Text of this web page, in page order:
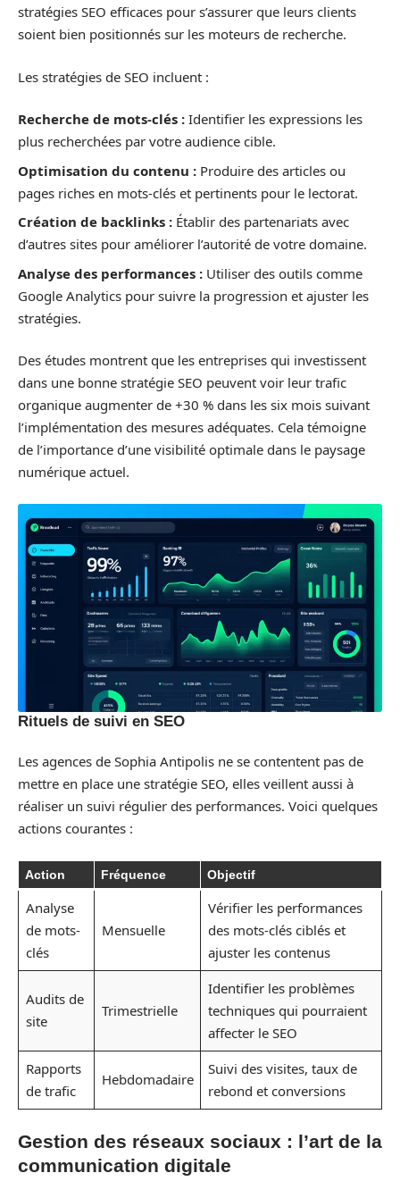
stratégies SEO efficaces pour s’assurer que leurs clients
soient bien positionnés sur les moteurs de recherche.
Les stratégies de SEO incluent :
Recherche de mots-clés : Identifier les expressions les
plus recherchées par votre audience cible.
Optimisation du contenu : Produire des articles ou
pages riches en mots-clés et pertinents pour le lectorat.
Création de backlinks : Établir des partenariats avec
d’autres sites pour améliorer l’autorité de votre domaine.
Analyse des performances : Utiliser des outils comme
Google Analytics pour suivre la progression et ajuster les
stratégies.
Des études montrent que les entreprises qui investissent
dans une bonne stratégie SEO peuvent voir leur trafic
organique augmenter de +30 % dans les six mois suivant
l’implémentation des mesures adéquates. Cela témoigne
de l’importance d’une visibilité optimale dans le paysage
numérique actuel.
Rituels de suivi en SEO
Les agences de Sophia Antipolis ne se contentent pas de
mettre en place une stratégie SEO, elles veillent aussi à
réaliser un suivi régulier des performances. Voici quelques
actions courantes :
Action Fréquence Objectif
Analyse
de mots-
clés
Mensuelle
Vérifier les performances
des mots-clés ciblés et
ajuster les contenus
Audits de
site
Trimestrielle
Identifier les problèmes
techniques qui pourraient
affecter le SEO
Rapports
de trafic
Hebdomadaire
Suivi des visites, taux de
rebond et conversions
Gestion des réseaux sociaux : l’art de la
communication digitale